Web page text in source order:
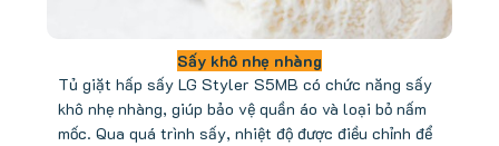
Sấy khô nhẹ nhàng
Tủ giặt hấp sấy LG Styler S5MB có chức năng sấy
khô nhẹ nhàng, giúp bảo vệ quần áo và loại bỏ nấm
mốc. Qua quá trình sấy, nhiệt độ được điều chỉnh để